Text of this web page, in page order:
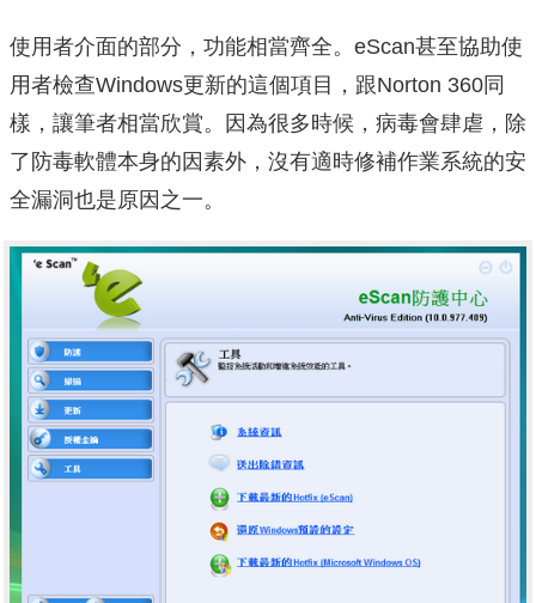
使用者介面的部分，功能相當齊全。eScan甚至協助使
用者檢查Windows更新的這個項目，跟Norton 360同
樣，讓筆者相當欣賞。因為很多時候，病毒會肆虐，除
了防毒軟體本身的因素外，沒有適時修補作業系統的安
全漏洞也是原因之一。